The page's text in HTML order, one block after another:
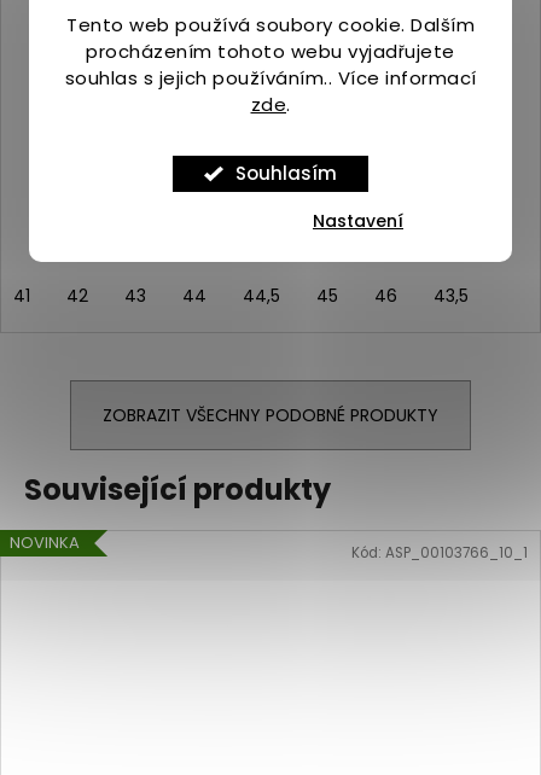
Tento web používá soubory cookie. Dalším
procházením tohoto webu vyjadřujete
souhlas s jejich používáním.. Více informací
zde.
Souhlasím
Nastavení
Skladem(>5 ks)
2 390 Kč
41 42 43 44 44,5 45 46 43,5
ZOBRAZIT VŠECHNY PODOBNÉ PRODUKTY
Související produkty
NOVINKA Kód: ASP_00103766_10_1